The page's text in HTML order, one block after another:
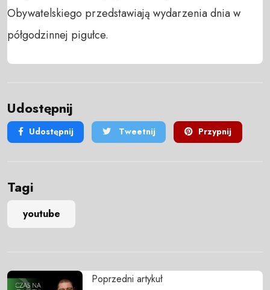
Obywatelskiego przedstawiają wydarzenia dnia w
półgodzinnej pigułce.
Udostępnij
Udostępnij Tweetnij Przypnij
Tagi
youtube
Poprzedni artykuł